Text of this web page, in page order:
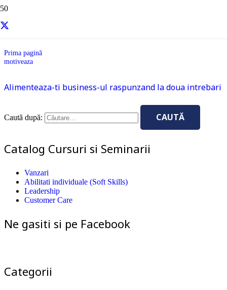
motiveaza
Prima pagină
motiveaza
Alimenteaza-ti business-ul raspunzand la doua intrebari
Caută după:
Catalog Cursuri si Seminarii
Vanzari
Abilitati individuale (Soft Skills)
Leadership
Customer Care
Ne gasiti si pe Facebook
Categorii